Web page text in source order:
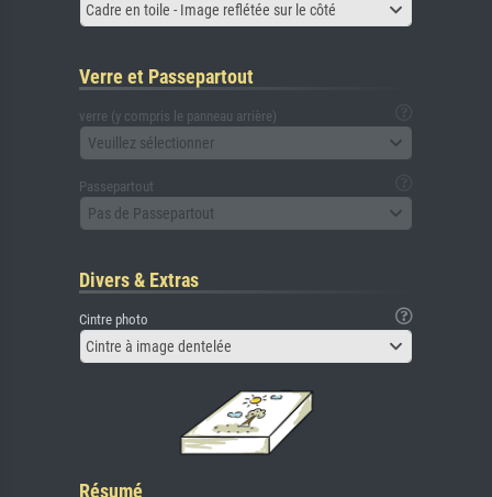
Cadre en toile - Image reflétée sur le côté
Verre et Passepartout
verre (y compris le panneau arrière)
Veuillez sélectionner
Passepartout
Pas de Passepartout
Divers & Extras
Cintre photo
Cintre à image dentelée
Résumé